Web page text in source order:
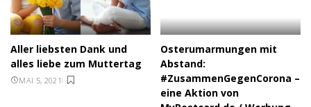
Aller liebsten Dank und
alles liebe zum Muttertag
MAI 5, 2021
Osterumarmungen mit
Abstand:
#ZusammenGegenCorona –
eine Aktion von